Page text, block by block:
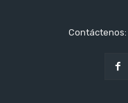
Contáctenos: